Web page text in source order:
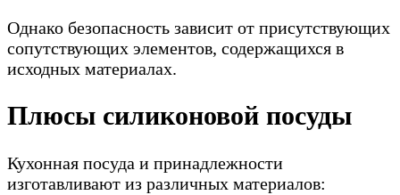
Однако безопасность зависит от присутствующих
сопутствующих элементов, содержащихся в
исходных материалах.
Плюсы силиконовой посуды
Кухонная посуда и принадлежности
изготавливают из различных материалов: